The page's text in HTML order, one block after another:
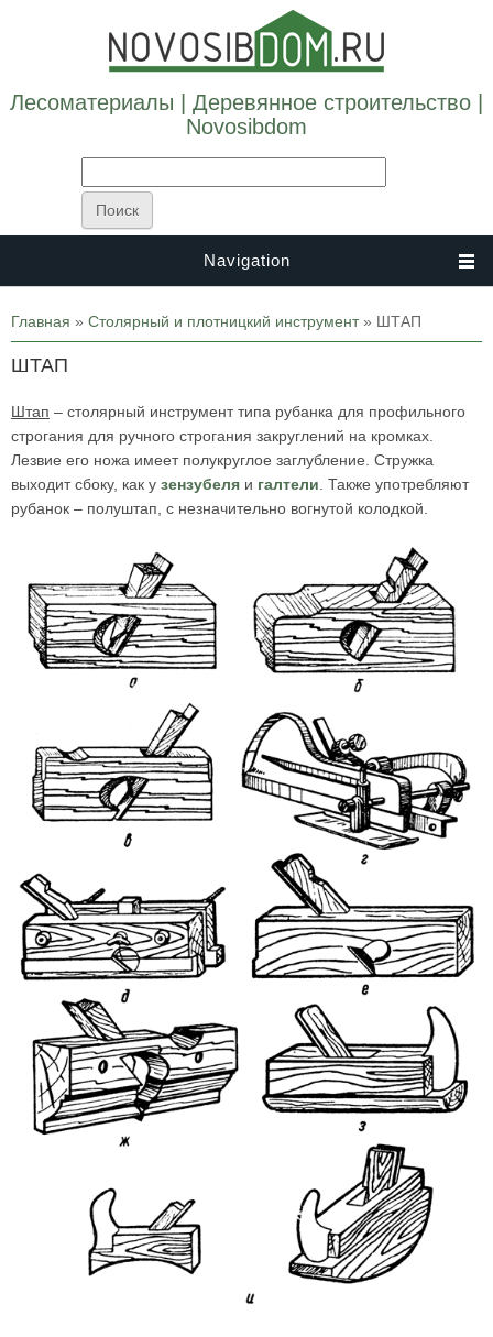
Лесоматериалы | Деревянное строительство |
Novosibdom
Navigation
Вы здесь
Главная » Столярный и плотницкий инструмент» ШТАП
ШТАП
Штап – столярный инструмент типа рубанка для профильного
строгания для ручного строгания закруглений на кромках.
Лезвие его ножа имеет полукруглое заглубление. Стружка
выходит сбоку, как у зензубеля и галтели . Также употребляют
рубанок – полуштап, с незначительно вогнутой колодкой.